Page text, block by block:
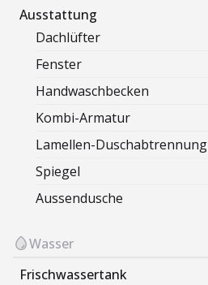
Ausstattung
Dachlüfter
Fenster
Handwaschbecken
Kombi-Armatur
Lamellen-Duschabtrennung
Spiegel
Aussendusche
Wasser
Frischwassertank